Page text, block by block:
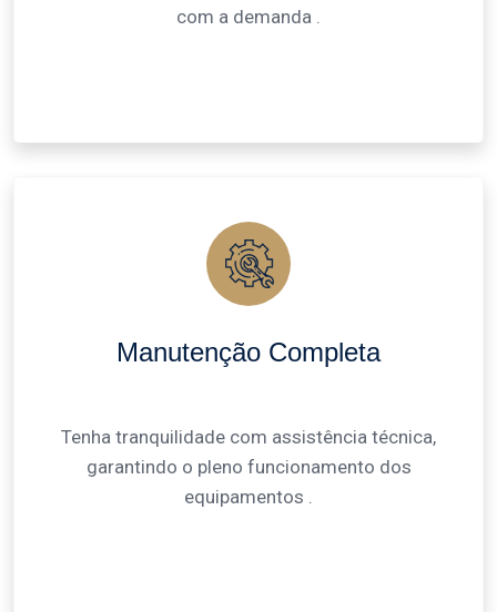
com a demanda .
Manutenção Completa
Tenha tranquilidade com assistência técnica,
garantindo o pleno funcionamento dos
equipamentos .